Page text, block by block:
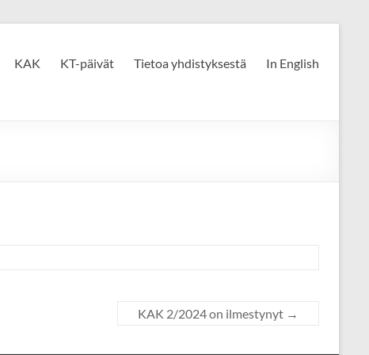
KAK KT-päivät Tietoa yhdistyksestä In English
KAK 2/2024 on ilmestynyt →